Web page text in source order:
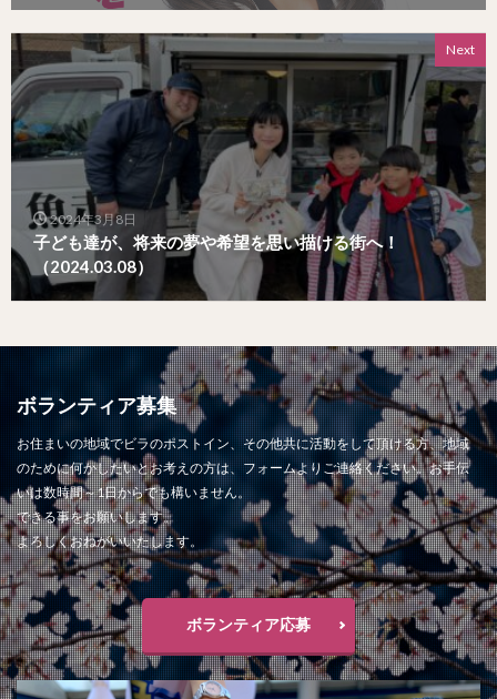
Next
2024年3月8日
子ども達が、将来の夢や希望を思い描ける街へ！
（2024.03.08）
ボランティア募集
お住まいの地域でビラのポストイン、その他共に活動をして頂ける方、地域
のために何かしたいとお考えの方は、フォームよりご連絡ください。お手伝
いは数時間～1日からでも構いません。
できる事をお願いします。
よろしくおねがいいたします。
ボランティア応募